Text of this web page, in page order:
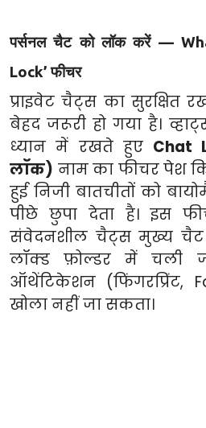
पर्सनल चैट को लॉक करें —
Lock’ फीचर
प्राइवेट चैट्स का
बेहद जरूरी हो गया है।
ध्यान में रखते हुए Chat
लॉक) नाम का फीचर पेश
हुई निजी बातचीतों को
पीछे छुपा देता है। इस
संवेदनशील चैट्स मुख्य
लॉक्ड फ़ोल्डर में चली
ऑथेंटिकेशन (फिंगरप्रिंट,
खोला नहीं जा सकता।